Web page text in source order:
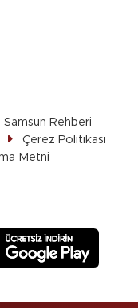
Samsun Rehberi
Çerez Politikası
Metni